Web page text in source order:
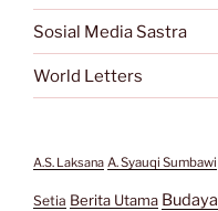
Sosial Media Sastra
World Letters
A.S. Laksana A. Syauqi Sumbawi
Setia Berita Utama Budaya